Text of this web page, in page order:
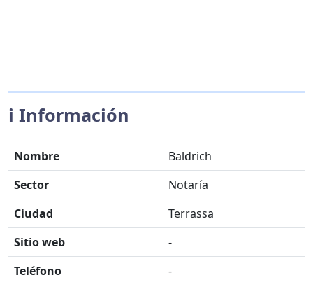
ℹ️ Información
Nombre
Baldrich
Sector
Notaría
Ciudad
Terrassa
Sitio web
-
Teléfono
-